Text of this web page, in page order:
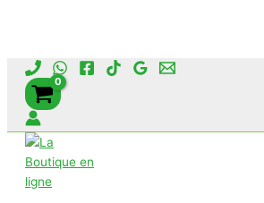
Aller
contenu